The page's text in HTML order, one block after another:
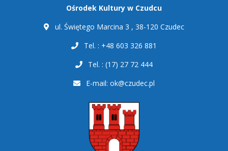
Ośrodek Kultury w Czudcu
ul. Świętego Marcina 3 , 38-120 Czudec
Tel. : +48 603 326 881
Tel. : (17) 27 72 444
E-mail: ok@czudec.pl